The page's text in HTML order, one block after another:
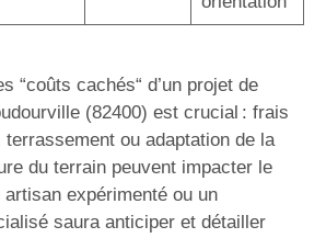
“coûts cachés“ d’un projet de
(82400) est crucial : frais
ou adaptation de la
du terrain peuvent impacter le
artisan expérimenté ou un
saura anticiper et détailler